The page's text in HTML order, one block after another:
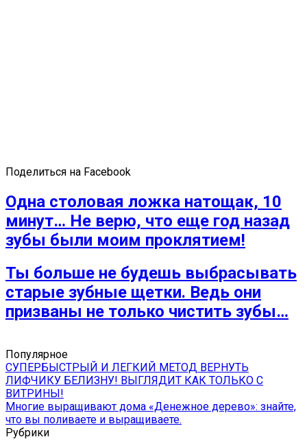
Поделиться на Facebook
Одна столовая ложка натощак, 10
минут… Не верю, что еще год назад
зубы были моим проклятием!
Ты больше не будешь выбрасывать
старые зубные щетки. Ведь они
призваны не только чистить зубы…
Популярное
СУПЕРБЫСТРЫЙ И ЛЕГКИЙ МЕТОД ВЕРНУТЬ
ЛИФЧИКУ БЕЛИЗНУ! ВЫГЛЯДИТ КАК ТОЛЬКО С
ВИТРИНЫ!
Многие выращивают дома «Денежное дерево»: знайте,
что вы поливаете и выращиваете.
Рубрики